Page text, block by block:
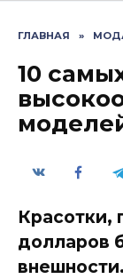
ГЛАВНАЯ »
10
Красотки,
долларов